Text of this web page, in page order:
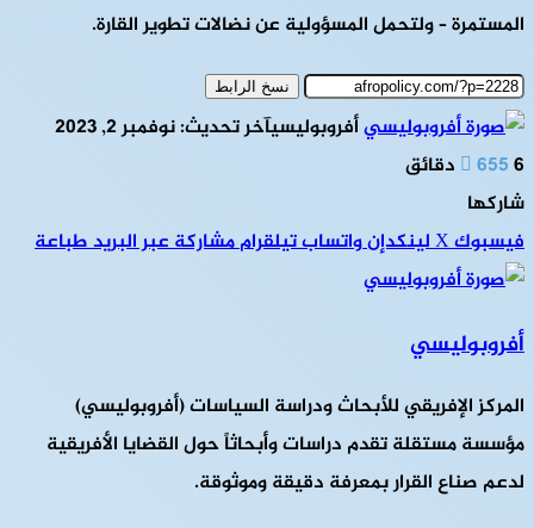
المستمرة – ولتحمل المسؤولية عن نضالات تطوير القارة.
نسخ الرابط
أفروبوليسيآخر تحديث: نوفمبر 2, 2023
6556 دقائق
شاركها
فيسبوك‫Xلينكدإنواتسابتيلقراممشاركة عبر البريدطباعة
أفروبوليسي
المركز الإفريقي للأبحاث ودراسة السياسات (أفروبوليسي)
مؤسسة مستقلة تقدم دراسات وأبحاثاً حول القضايا الأفريقية
لدعم صناع القرار بمعرفة دقيقة وموثوقة.